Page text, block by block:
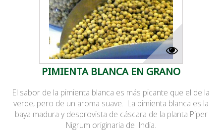
PIMIENTA BLANCA EN GRANO
El sabor de la pimienta blanca es más picante que el de la
verde, pero de un aroma suave. La pimienta blanca es la
baya madura y desprovista de cáscara de la planta Piper
Nigrum originaria de India.